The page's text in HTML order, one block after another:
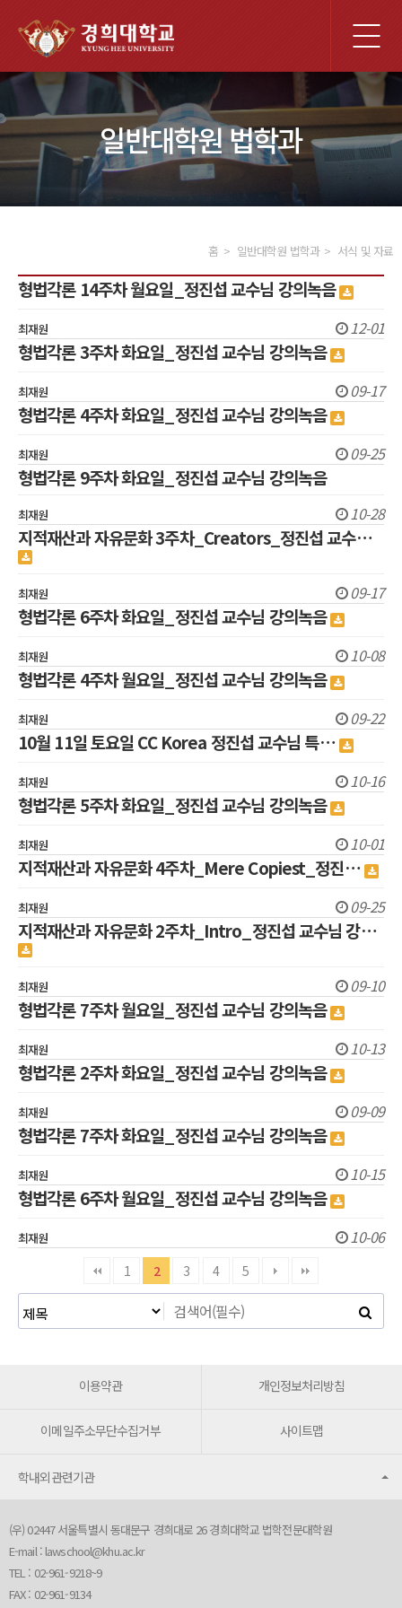
체
메
뉴
일반대학원 법학과
홈 일반대학원 법학과 서식 및 자료
형법각론 14주차 월요일_정진섭 교수님 강의녹음
최재원 12-01
형법각론 3주차 화요일_정진섭 교수님 강의녹음
최재원 09-17
형법각론 4주차 화요일_정진섭 교수님 강의녹음
최재원 09-25
형법각론 9주차 화요일_정진섭 교수님 강의녹음
최재원 10-28
지적재산과 자유문화 3주차_Creators_정진섭 교수…
최재원 09-17
형법각론 6주차 화요일_정진섭 교수님 강의녹음
최재원 10-08
형법각론 4주차 월요일_정진섭 교수님 강의녹음
최재원 09-22
10월 11일 토요일 CC Korea 정진섭 교수님 특…
최재원 10-16
형법각론 5주차 화요일_정진섭 교수님 강의녹음
최재원 10-01
지적재산과 자유문화 4주차_Mere Copiest_정진…
최재원 09-25
지적재산과 자유문화 2주차_Intro_정진섭 교수님 강…
최재원 09-10
형법각론 7주차 월요일_정진섭 교수님 강의녹음
최재원 10-13
형법각론 2주차 화요일_정진섭 교수님 강의녹음
최재원 09-09
형법각론 7주차 화요일_정진섭 교수님 강의녹음
최재원 10-15
형법각론 6주차 월요일_정진섭 교수님 강의녹음
최재원 10-06
1 2 3 4 5
이용약관 개인정보처리방침
이메일주소무단수집거부 사이트맵
학내외관련기관
(우) 02447 서울특별시 동대문구 경희대로 26 경희대학교 법학전문대학원
E-mail : lawschool@khu.ac.kr
TEL : 02-961-9218~9
FAX : 02-961-9134